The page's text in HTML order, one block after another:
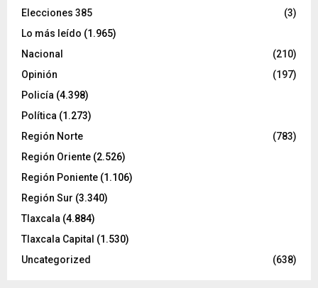
Elecciones 385
(3)
Lo más leído (1.965)
Nacional
(210)
Opinión
(197)
Policía (4.398)
Política (1.273)
Región Norte
(783)
Región Oriente (2.526)
Región Poniente (1.106)
Región Sur (3.340)
Tlaxcala (4.884)
Tlaxcala Capital (1.530)
Uncategorized
(638)